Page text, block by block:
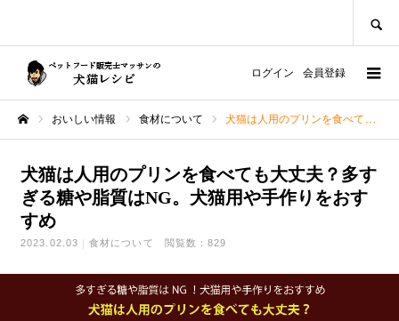
ログイン 会員登録
おいしい情報 食材について 犬猫は人用のプリンを食べても大丈夫？多すぎる糖や脂質はNG。犬猫用や手作りをおすすめ
犬猫は人用のプリンを食べても大丈夫？多す
ぎる糖や脂質はNG。犬猫用や手作りをおす
すめ
2023.02.03 食材について 閲覧数：829